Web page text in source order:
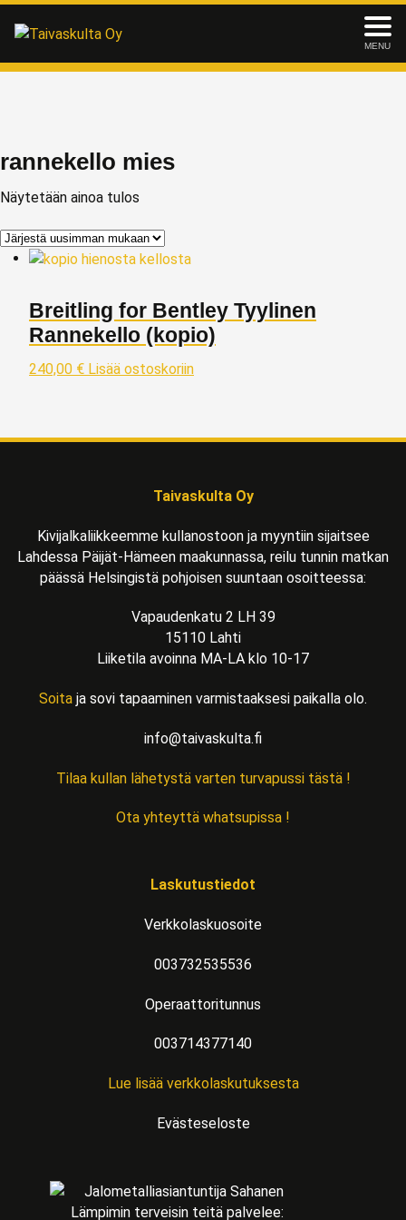
MENU
rannekello mies
Näytetään ainoa tulos
Breitling for Bentley Tyylinen
Rannekello (kopio)
240,00 € Lisää ostoskoriin
Taivaskulta Oy
Kivijalkaliikkeemme kullanostoon ja myyntiin sijaitsee
Lahdessa Päijät-Hämeen maakunnassa, reilu tunnin matkan
päässä Helsingistä pohjoisen suuntaan osoitteessa:
Vapaudenkatu 2 LH 39
15110 Lahti
Liiketila avoinna MA-LA klo 10-17
Soita ja sovi tapaaminen varmistaaksesi paikalla olo.
info@taivaskulta.fi
Tilaa kullan lähetystä varten turvapussi tästä !
Ota yhteyttä whatsupissa !
Laskutustiedot
Verkkolaskuosoite
003732535536
Operaattoritunnus
003714377140
Lue lisää verkkolaskutuksesta
Evästeseloste
Lämpimin terveisin teitä palvelee: